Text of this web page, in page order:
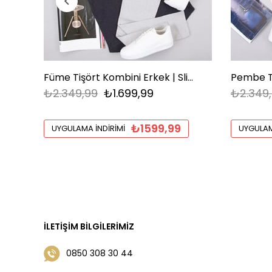
Füme Tişört Kombini Erkek | Slim Fit Şık Komple Set
₺1.699,99
₺2.349,99
UYGULAMA İNDIRIMI ₺1599,99
İLETIŞIM BILGILERIMIZ
0850 308 30 44